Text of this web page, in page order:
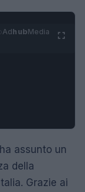
AdhubMedia
assunto un
della
Grazie ai